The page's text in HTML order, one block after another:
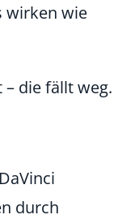
wirken wie
– die fällt weg.
durch